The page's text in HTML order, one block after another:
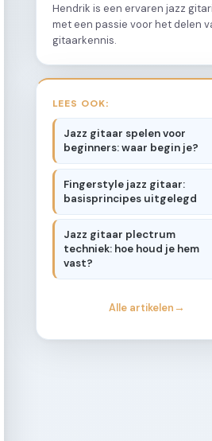
Hendrik is een ervaren jazz
met een passie voor het delen
gitaarkennis.
LEES OOK:
Jazz gitaar spelen voor
beginners: waar begin je?
Fingerstyle jazz gitaar:
basisprincipes uitgelegd
Jazz gitaar plectrum
techniek: hoe houd je hem
vast?
Alle artikelen